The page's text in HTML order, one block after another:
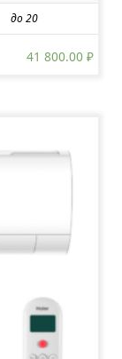
до 20
41 800.00 ₽